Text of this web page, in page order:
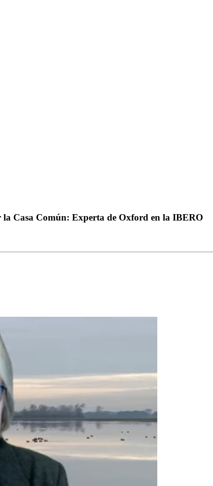
Casa Común: Experta de Oxford en la IBERO